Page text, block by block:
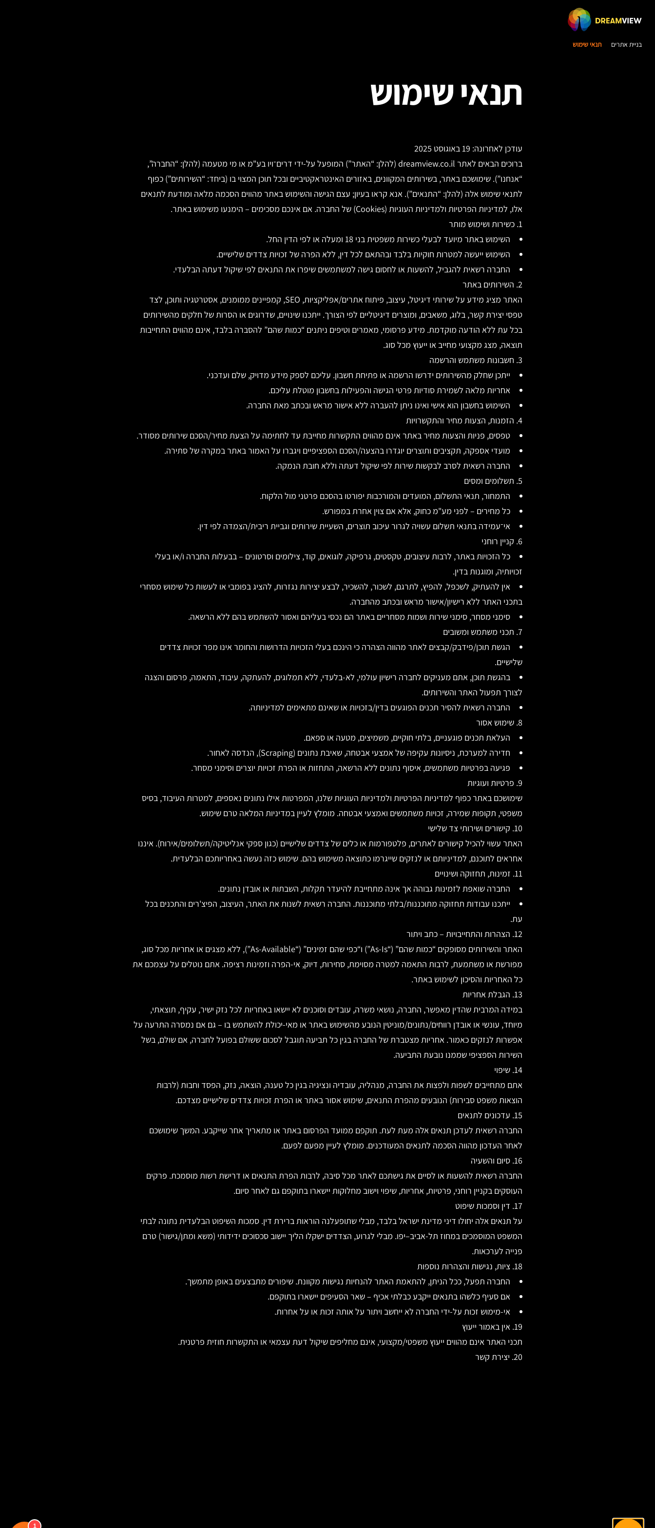
בניית אתרים תנאי שימוש
תנאי שימוש
עודכן לאחרונה: 19 באוגוסט 2025
ברוכים הבאים לאתר dreamview.co.il (להלן: “האתר”) המופעל על-ידי דרים־ויו בע"מ או מי מטעמה (להלן: “החברה”,
“אנחנו”). שימושכם באתר, בשירותים המקוונים, באזורים האינטראקטיביים ובכל תוכן המצוי בו (ביחד: “השירותים”) כפוף
לתנאי שימוש אלה (להלן: “התנאים”). אנא קראו בעיון; עצם הגישה והשימוש באתר מהווים הסכמה מלאה ומודעת לתנאים
אלו, למדיניות הפרטיות ולמדיניות העוגיות (Cookies) של החברה. אם אינכם מסכימים – הימנעו משימוש באתר.
1. כשירות ושימוש מותר
השימוש באתר מיועד לבעלי כשירות משפטית בני 18 ומעלה או לפי הדין החל.
השימוש ייעשה למטרות חוקיות בלבד ובהתאם לכל דין, ללא הפרה של זכויות צדדים שלישיים.
החברה רשאית להגביל, להשעות או לחסום גישה למשתמשים שיפרו את התנאים לפי שיקול דעתה הבלעדי.
2. השירותים באתר
האתר מציג מידע על שירותי דיגיטל, עיצוב, פיתוח אתרים/אפליקציות, SEO, קמפיינים ממומנים, אסטרטגיה ותוכן, לצד
טפסי יצירת קשר, בלוג, משאבים, ומוצרים דיגיטליים לפי הצורך. ייתכנו שינויים, שדרוגים או הסרות של חלקים מהשירותים
בכל עת ללא הודעה מוקדמת. מידע פרסומי, מאמרים וטיפים ניתנים “כמות שהם” להסברה בלבד, אינם מהווים התחייבות
תוצאה, מצג מקצועי מחייב או ייעוץ מכל סוג.
3. חשבונות משתמש והרשמה
ייתכן שחלק מהשירותים ידרשו הרשמה או פתיחת חשבון. עליכם לספק מידע מדויק, שלם ועדכני.
אחריות מלאה לשמירת סודיות פרטי הגישה והפעילות בחשבון מוטלת עליכם.
השימוש בחשבון הוא אישי ואינו ניתן להעברה ללא אישור מראש ובכתב מאת החברה.
4. הזמנות, הצעות מחיר והתקשרויות
טפסים, פניות והצעות מחיר באתר אינם מהווים התקשרות מחייבת עד לחתימה על הצעת מחיר/הסכם שירותים מסודר.
מועדי אספקה, תקציבים ותוצרים יוגדרו בהצעה/הסכם הספציפיים ויגברו על האמור באתר במקרה של סתירה.
החברה רשאית לסרב לבקשות שירות לפי שיקול דעתה וללא חובת הנמקה.
5. תשלומים ומסים
התמחור, תנאי התשלום, המועדים והמורכבות יפורטו בהסכם פרטני מול הלקוח.
כל מחירים – לפני מע"מ כחוק, אלא אם צוין אחרת במפורש.
אי־עמידה בתנאי תשלום עשויה לגרור עיכוב תוצרים, השעיית שירותים וגביית ריבית/הצמדה לפי דין.
6. קניין רוחני
כל הזכויות באתר, לרבות עיצובים, טקסטים, גרפיקה, לוגואים, קוד, צילומים וסרטונים – בבעלות החברה ו/או בעלי
זכויותיה, ומוגנות בדין.
אין להעתיק, לשכפל, להפיץ, לתרגם, לשכור, להשכיר, לבצע יצירות נגזרות, להציג בפומבי או לעשות כל שימוש מסחרי
בתכני האתר ללא רישיון/אישור מראש ובכתב מהחברה.
סימני מסחר, סימני שירות ושמות מסחריים באתר הם נכסי בעליהם ואסור להשתמש בהם ללא הרשאה.
7. תכני משתמש ומשובים
הגשת תוכן/פידבק/קבצים לאתר מהווה הצהרה כי הינכם בעלי הזכויות הדרושות והחומר אינו מפר זכויות צדדים
שלישיים.
בהגשת תוכן, אתם מעניקים לחברה רישיון עולמי, לא-בלעדי, ללא תמלוגים, להעתקה, עיבוד, התאמה, פרסום והצגה
לצורך תפעול האתר והשירותים.
החברה רשאית להסיר תכנים הפוגעים בדין/בזכויות או שאינם מתאימים למדיניותה.
8. שימוש אסור
העלאת תכנים פוגעניים, בלתי חוקיים, משמיצים, מטעה או ספאם.
חדירה למערכת, ניסיונות עקיפה של אמצעי אבטחה, שאיבת נתונים (Scraping), הנדסה לאחור.
פגיעה בפרטיות משתמשים, איסוף נתונים ללא הרשאה, התחזות או הפרת זכויות יוצרים וסימני מסחר.
9. פרטיות ועוגיות
שימושכם באתר כפוף למדיניות הפרטיות ולמדיניות העוגיות שלנו, המפרטות אילו נתונים נאספים, למטרות העיבוד, בסיס
משפטי, תקופות שמירה, זכויות משתמשים ואמצעי אבטחה. מומלץ לעיין במדיניות המלאה טרם שימוש.
10. קישורים ושירותי צד שלישי
האתר עשוי להכיל קישורים לאתרים, פלטפורמות או כלים של צדדים שלישיים (כגון ספקי אנליטיקה/תשלומים/אירוח). איננו
אחראים לתוכנם, למדיניותם או לנזקים שייגרמו כתוצאה משימוש בהם. שימוש כזה נעשה באחריותכם הבלעדית.
11. זמינות, תחזוקה ושינויים
החברה שואפת לזמינות גבוהה אך אינה מתחייבת להיעדר תקלות, השבתות או אובדן נתונים.
ייתכנו עבודות תחזוקה מתוכננות/בלתי מתוכננות. החברה רשאית לשנות את האתר, העיצוב, הפיצ'רים והתכנים בכל
עת.
12. הצהרות והתחייבויות – כתב ויתור
האתר והשירותים מסופקים “כמות שהם” (“As-Is”) ו“כפי שהם זמינים” (“As-Available”), ללא מצגים או אחריות מכל סוג,
מפורשת או משתמעת, לרבות התאמה למטרה מסוימת, סחירות, דיוק, אי-הפרה וזמינות רציפה. אתם נוטלים על עצמכם את
כל האחריות והסיכון לשימוש באתר.
13. הגבלת אחריות
במידה המרבית שהדין מאפשר, החברה, נושאי משרה, עובדים וסוכנים לא יישאו באחריות לכל נזק ישיר, עקיף, תוצאתי,
מיוחד, עונשי או אובדן רווחים/נתונים/מוניטין הנובע מהשימוש באתר או מאי-יכולת להשתמש בו – גם אם נמסרה התרעה על
אפשרות לנזקים כאמור. אחריות מצטברת של החברה בגין כל תביעה תוגבל לסכום ששולם בפועל לחברה, אם שולם, בשל
השירות הספציפי שממנו נובעת התביעה.
14. שיפוי
אתם מתחייבים לשפות ולפצות את החברה, מנהליה, עובדיה ונציגיה בגין כל טענה, הוצאה, נזק, הפסד וחבות (לרבות
הוצאות משפט סבירות) הנובעים מהפרת התנאים, שימוש אסור באתר או הפרת זכויות צדדים שלישיים מצדכם.
15. עדכונים לתנאים
החברה רשאית לעדכן תנאים אלה מעת לעת. תוקפם ממועד הפרסום באתר או מתאריך אחר שייקבע. המשך שימושכם
לאחר העדכון מהווה הסכמה לתנאים המעודכנים. מומלץ לעיין מפעם לפעם.
16. סיום והשעיה
החברה רשאית להשעות או לסיים את גישתכם לאתר מכל סיבה, לרבות הפרת התנאים או דרישת רשות מוסמכת. פרקים
העוסקים בקניין רוחני, פרטיות, אחריות, שיפוי וישוב מחלוקות יישארו בתוקפם גם לאחר סיום.
17. דין וסמכות שיפוט
על תנאים אלה יחולו דיני מדינת ישראל בלבד, מבלי שתופעלנה הוראות ברירת דין. סמכות השיפוט הבלעדית נתונה לבתי
המשפט המוסמכים במחוז תל-אביב–יפו. מבלי לגרוע, הצדדים ישקלו הליך יישוב סכסוכים ידידותי (משא ומתן/גישור) טרם
פנייה לערכאות.
18. ציות, נגישות והצהרות נוספות
החברה תפעל, ככל הניתן, להתאמת האתר להנחיות נגישות מקוונת. שיפורים מתבצעים באופן מתמשך.
אם סעיף כלשהו בתנאים ייקבע כבלתי אכיף – שאר הסעיפים יישארו בתוקפם.
אי-מימוש זכות על-ידי החברה לא ייחשב ויתור על אותה זכות או על אחרות.
19. אין באמור ייעוץ
תכני האתר אינם מהווים ייעוץ משפטי/מקצועי, אינם מחליפים שיקול דעת עצמאי או התקשרות חוזית פרטנית.
20. יצירת קשר
1